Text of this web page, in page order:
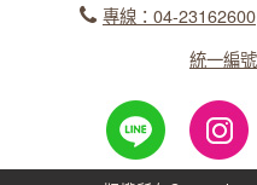
專線：04-23162600
統一編